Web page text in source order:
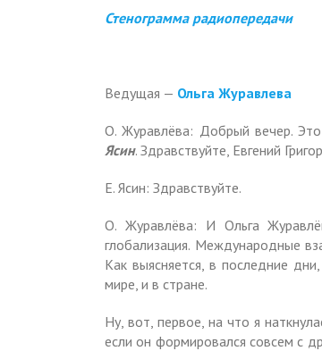
Стенограмма радиопередачи
Ведущая — Ольга Журавлева
О. Журавлёва: Добрый вечер.
Ясин. Здравствуйте, Евгений
Е. Ясин: Здравствуйте.
О. Журавлёва: И Ольга
глобализация. Международные
Как выясняется, в последние
мире, и в стране.
Ну, вот, первое, на что я
если он формировался совсем с